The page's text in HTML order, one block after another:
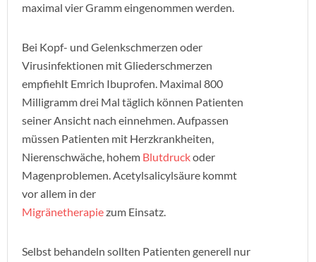
maximal vier Gramm eingenommen werden.
Bei Kopf- und Gelenkschmerzen oder
Virusinfektionen mit Gliederschmerzen
empfiehlt Emrich Ibuprofen. Maximal 800
Milligramm drei Mal täglich können Patienten
seiner Ansicht nach einnehmen. Aufpassen
müssen Patienten mit Herzkrankheiten,
Nierenschwäche, hohem Blutdruckoder
Magenproblemen. Acetylsalicylsäure kommt
vor allem in der
Migränetherapiezum Einsatz.
Selbst behandeln sollten Patienten generell nur